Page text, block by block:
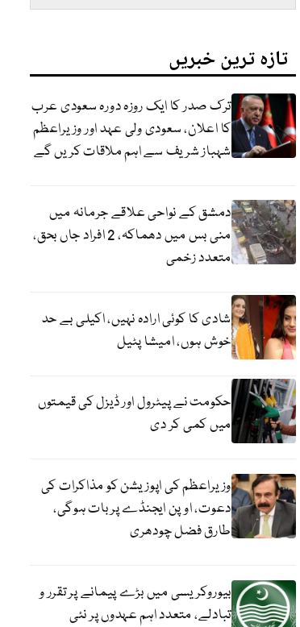
تازہ ترین خبریں
ترک صدر کا ایک روزہ دورہ سعودی عرب
کا اعلان، سعودی ولی عہد اور وزیراعظم
شہباز شریف سے اہم ملاقات کریں گے
دمشق کے نواحی علاقے جرمانہ میں
منی بس میں دھماکہ، 2 افراد جاں بحق،
متعدد زخمی
شادی کا کوئی ارادہ نہیں، اکیلی بے حد
خوش ہوں، امیشا پٹیل
حکومت نے پیٹرول اور ڈیزل کی قیمتوں
میں کمی کر دی
وزیراعظم کی اپوزیشن کو مذاکرات کی
دعوت، اوپن ایجنڈے پر بات ہوگی،
طارق فضل چودھری
بیوروکریسی میں بڑے پیمانے پر تقرر و
تبادلے، متعدد اہم عہدوں پر نئی